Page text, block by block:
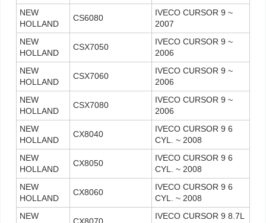
NEW
HOLLAND
CS6080
IVECO CURSOR 9 ~
2007
NEW
HOLLAND
CSX7050
IVECO CURSOR 9 ~
2006
NEW
HOLLAND
CSX7060
IVECO CURSOR 9 ~
2006
NEW
HOLLAND
CSX7080
IVECO CURSOR 9 ~
2006
NEW
HOLLAND
CX8040
IVECO CURSOR 9 6
CYL. ~ 2008
NEW
HOLLAND
CX8050
IVECO CURSOR 9 6
CYL. ~ 2008
NEW
HOLLAND
CX8060
IVECO CURSOR 9 6
CYL. ~ 2008
NEW
IVECO CURSOR 9 8.7L